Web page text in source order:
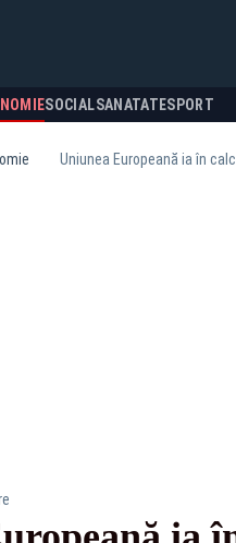
SOCIALSANATATESPORT
Uniunea Europeană ia în